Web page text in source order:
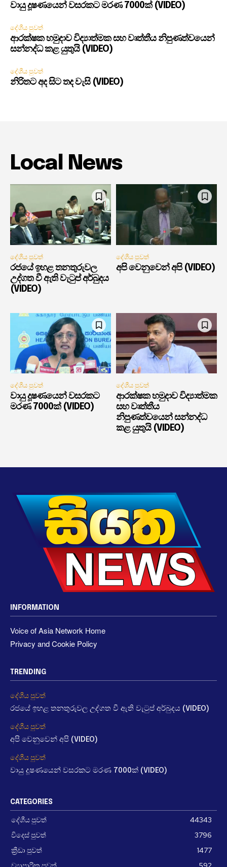
වායු දූෂණයෙන් වසරකට මරණ 7000ක් (VIDEO)
දේශීය පුවත්
ආරක්ෂක හමුදාව විද්‍යාත්මක සහ වෘත්තීය නිපුණත්වයෙන්
සන්නද්ධ කළ යුතුයි (VIDEO)
දේශීය පුවත්
නිරිතට අද සිට තද වැසි (VIDEO)
Local News
දේශීය පුවත්
රජයේ ඉහළ තනතුරුවල
උද්ගත වී ඇති වැටුප් අර්බුදය
(VIDEO)
දේශීය පුවත්
අපි වෙනුවෙන් අපි (VIDEO)
දේශීය පුවත්
වායු දූෂණයෙන් වසරකට
මරණ 7000ක් (VIDEO)
දේශීය පුවත්
ආරක්ෂක හමුදාව විද්‍යාත්මක
සහ වෘත්තීය
නිපුණත්වයෙන් සන්නද්ධ
කළ යුතුයි (VIDEO)
INFORMATION
Voice of Asia Network Home
Privacy and Cookie Policy
TRENDING
දේශීය පුවත්
රජයේ ඉහළ තනතුරුවල උද්ගත වී ඇති වැටුප් අර්බුදය (VIDEO)
දේශීය පුවත්
අපි වෙනුවෙන් අපි (VIDEO)
දේශීය පුවත්
වායු දූෂණයෙන් වසරකට මරණ 7000ක් (VIDEO)
CATEGORIES
දේශීය පුවත්
44343
විදෙස් පුවත්
3796
ක්‍රීඩා පුවත්
1477